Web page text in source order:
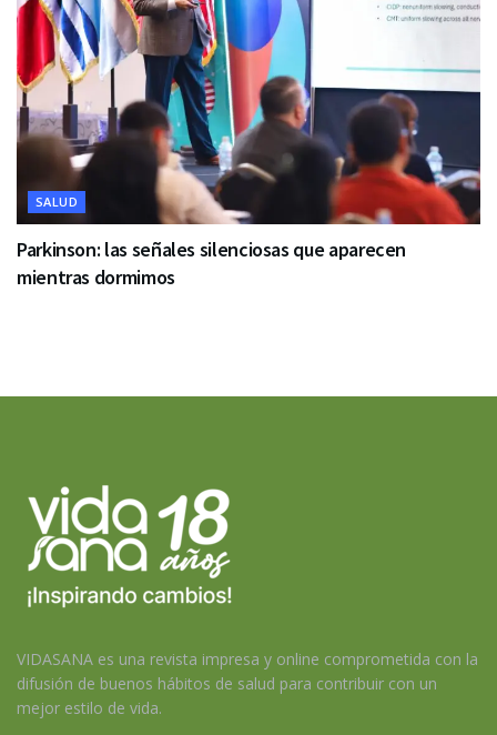
SALUD
Parkinson: las señales silenciosas que aparecen
mientras dormimos
VIDASANA es una revista impresa y online comprometida con la
difusión de buenos hábitos de salud para contribuir con un
mejor estilo de vida.